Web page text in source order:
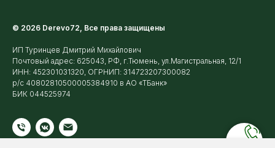
© 2026 Derevo72, Все права защищены
ИП Туринцев Дмитрий Михайлович
Почтовый адрес: 625043, РФ, г.Тюмень, ул.Магистральная, 12/1
ИНН: 452301031320, ОГРНИП: 314723207300082
р/с 40802810500005384910 в АО «ТБанк»
БИК 044525974